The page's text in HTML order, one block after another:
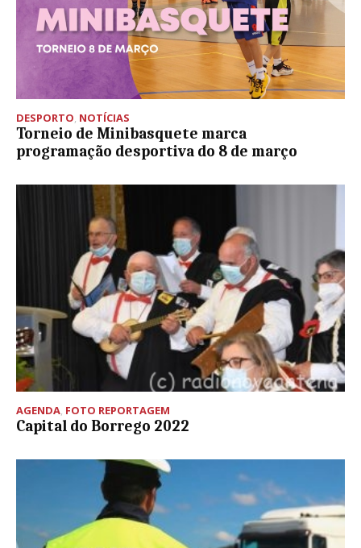
DESPORTO, NOTÍCIAS
Torneio de Minibasquete marca
programação desportiva do 8 de março
AGENDA, FOTO REPORTAGEM
Capital do Borrego 2022